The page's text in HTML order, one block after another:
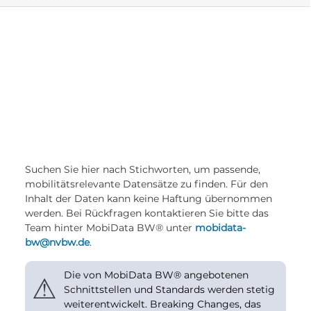
Suchen Sie hier nach Stichworten, um passende,
mobilitätsrelevante Datensätze zu finden. Für den
Inhalt der Daten kann keine Haftung übernommen
werden. Bei Rückfragen kontaktieren Sie bitte das
Team hinter MobiData BW® unter mobidata-
bw@nvbw.de.
⚠
Die von MobiData BW® angebotenen
Schnittstellen und Standards werden stetig
weiterentwickelt. Breaking Changes, das